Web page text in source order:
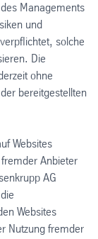
Managements
und
solche
Die
ohne
bereitgestellten
Websites
Anbieter
AG
Websites
Nutzung fremder